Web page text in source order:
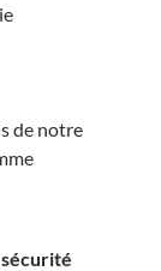
de notre